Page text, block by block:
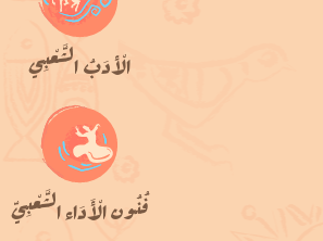
الْأدَبُ الشَّعْبِي
فُنُون الْأَدَاء الشَّعْبِيّ